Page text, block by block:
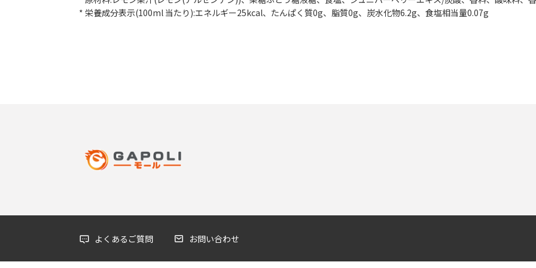
* 栄養成分表示(100ml 当たり):エネルギー25kcal、たんぱく質0g、脂質0g、炭水化物6.2g、食塩相当量0.07g
よくあるご質問 お問い合わせ